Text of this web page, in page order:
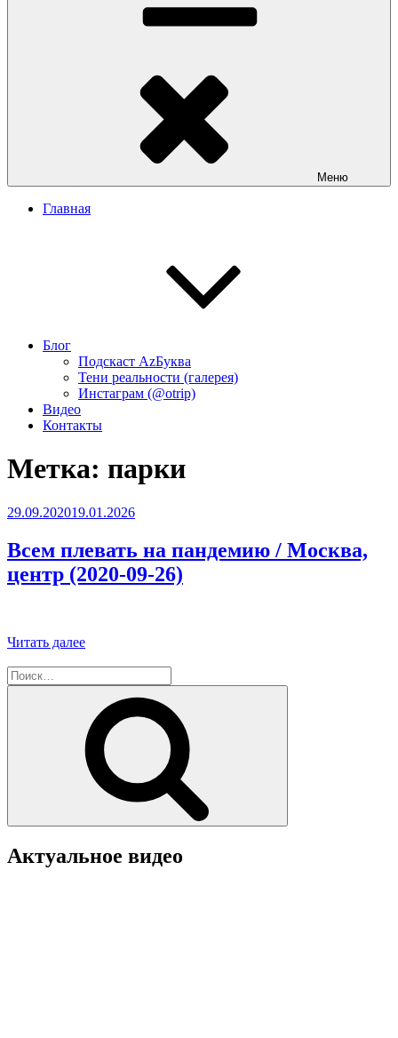
Меню
Главная
Блог
Подскаст АzБуква
Тени реальности (галерея)
Инстаграм (@otrip)
Видео
Контакты
Метка: парки
Опубликовано
29.09.202019.01.2026
Всем плевать на пандемию / Москва,
центр (2020-09-26)
Читать далее«Всем
пандемию
Москва,
центр
(2020-
09-
26)»
Искать:
Актуальное видео